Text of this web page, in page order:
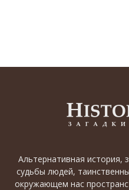
Альтернативная история,
судьбы людей,
окружающем нас